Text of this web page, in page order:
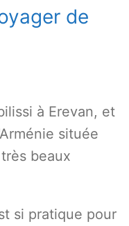
de
à Erevan, et
située
beaux
si pratique pour